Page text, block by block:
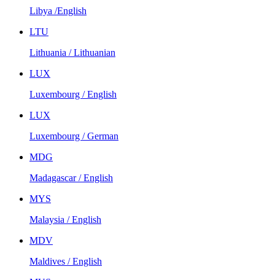
Libya /English
LTU
Lithuania / Lithuanian
LUX
Luxembourg / English
LUX
Luxembourg / German
MDG
Madagascar / English
MYS
Malaysia / English
MDV
Maldives / English